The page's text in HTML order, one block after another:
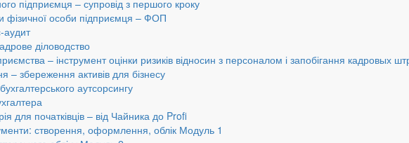
підприємця – супровід з першого кроку
фізичної особи підприємця – ФОП
аудит
діловодство
– інструмент оцінки ризиків відносин з персоналом і запобігання кадровых
– збереження активів для бізнесу
аутсорсингу
для початківців – від Чайника до Profi
створення, оформлення, облік Модуль 1